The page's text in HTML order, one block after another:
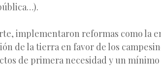
implementaron reformas como la
de la tierra en favor de los
de primera necesidad y un